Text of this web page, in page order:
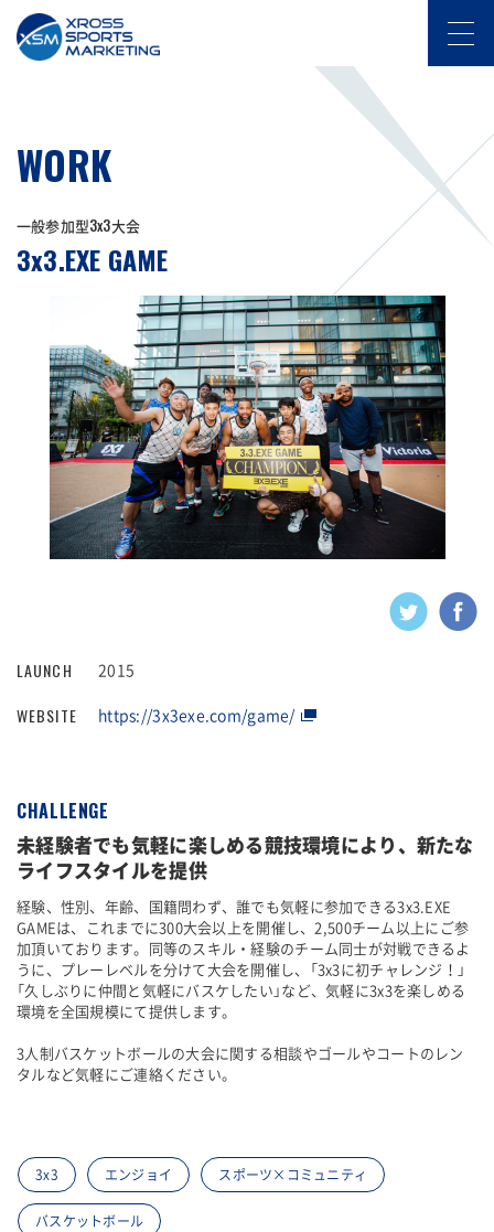
WORK
一般参加型3x3大会
3x3.EXE GAME
LAUNCH 2015
WEBSITE https://3x3exe.com/game/
CHALLENGE
未経験者でも気軽に楽しめる競技環境により、新たな
ライフスタイルを提供
経験、性別、年齢、国籍問わず、誰でも気軽に参加できる3x3.EXE
GAMEは、これまでに300大会以上を開催し、2,500チーム以上にご参
加頂いております。同等のスキル・経験のチーム同士が対戦できるよ
うに、プレーレベルを分けて大会を開催し、「3x3に初チャレンジ！」
「久しぶりに仲間と気軽にバスケしたい」など、気軽に3x3を楽しめる
環境を全国規模にて提供します。
3人制バスケットボールの大会に関する相談やゴールやコートのレン
タルなど気軽にご連絡ください。
3x3 エンジョイ スポーツ×コミュニティ
バスケットボール